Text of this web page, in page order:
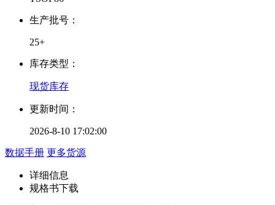
生产批号：
25+
库存类型：
现货库存
更新时间：
2026-8-10 17:02:00
数据手册 更多货源
详细信息
规格书下载